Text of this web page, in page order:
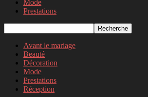
Mode
Prestations
Avant le mariage
Beauté
Décoration
Mode
Prestations
Réception